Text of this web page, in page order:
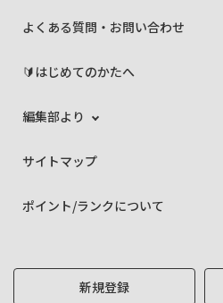
よくある質問・お問い合わせ
🔰はじめてのかたへ
編集部より
サイトマップ
ポイント/ランクについて
新規登録